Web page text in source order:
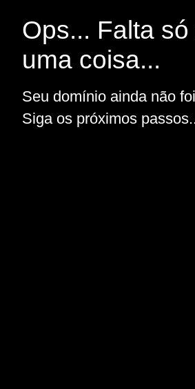
Ops... Falta
uma coisa...
Seu domínio ainda não
Siga os próximos